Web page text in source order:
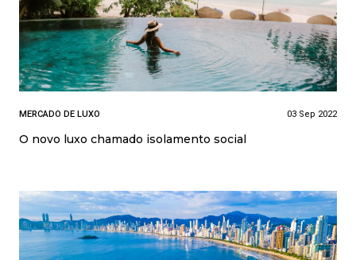
MERCADO DE LUXO 03 Sep 2022
O novo luxo chamado isolamento social